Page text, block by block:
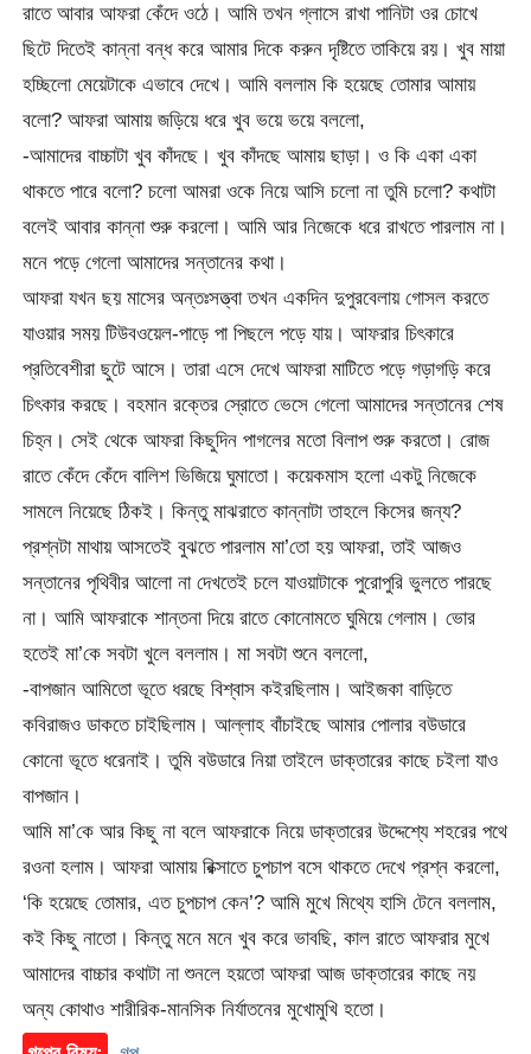
রাতে আবার আফরা কেঁদে ওঠে। আমি তখন গ্লাসে রাখা পানিটা ওর চোখে
ছিটে দিতেই কান্না বন্ধ করে আমার দিকে করুন দৃষ্টিতে তাকিয়ে রয়। খুব মায়া
হচ্ছিলো মেয়েটাকে এভাবে দেখে। আমি বললাম কি হয়েছে তোমার আমায়
বলো? আফরা আমায় জড়িয়ে ধরে খুব ভয়ে ভয়ে বললো,
-আমাদের বাচ্চাটা খুব কাঁদছে। খুব কাঁদছে আমায় ছাড়া। ও কি একা একা
থাকতে পারে বলো? চলো আমরা ওকে নিয়ে আসি চলো না তুমি চলো? কথাটা
বলেই আবার কান্না শুরু করলো। আমি আর নিজেকে ধরে রাখতে পারলাম না।
মনে পড়ে গেলো আমাদের সন্তানের কথা।
আফরা যখন ছয় মাসের অন্তঃসত্ত্বা তখন একদিন দুপুরবেলায় গোসল করতে
যাওয়ার সময় টিউবওয়েল-পাড়ে পা পিছলে পড়ে যায়। আফরার চিৎকারে
প্রতিবেশীরা ছুটে আসে। তারা এসে দেখে আফরা মাটিতে পড়ে গড়াগড়ি করে
চিৎকার করছে। বহমান রক্তের স্রোতে ভেসে গেলো আমাদের সন্তানের শেষ
চিহ্ন। সেই থেকে আফরা কিছুদিন পাগলের মতো বিলাপ শুরু করতো। রোজ
রাতে কেঁদে কেঁদে বালিশ ভিজিয়ে ঘুমাতো। কয়েকমাস হলো একটু নিজেকে
সামলে নিয়েছে ঠিকই। কিন্তু মাঝরাতে কান্নাটা তাহলে কিসের জন্য?
প্রশ্নটা মাথায় আসতেই বুঝতে পারলাম মা’তো হয় আফরা, তাই আজও
সন্তানের পৃথিবীর আলো না দেখতেই চলে যাওয়াটাকে পুরোপুরি ভুলতে পারছে
না। আমি আফরাকে শান্তনা দিয়ে রাতে কোনোমতে ঘুমিয়ে গেলাম। ভোর
হতেই মা’কে সবটা খুলে বললাম। মা সবটা শুনে বললো,
-বাপজান আমিতো ভূতে ধরছে বিশ্বাস কইরছিলাম। আইজকা বাড়িতে
কবিরাজও ডাকতে চাইছিলাম। আল্লাহ বাঁচাইছে আমার পোলার বউডারে
কোনো ভূতে ধরেনাই। তুমি বউডারে নিয়া তাইলে ডাক্তারের কাছে চইলা যাও
বাপজান।
আমি মা’কে আর কিছু না বলে আফরাকে নিয়ে ডাক্তারের উদ্দেশ্যে শহরের পথে
রওনা হলাম। আফরা আমায় রিক্সাতে চুপচাপ বসে থাকতে দেখে প্রশ্ন করলো,
‘কি হয়েছে তোমার, এত চুপচাপ কেন’? আমি মুখে মিথ্যে হাসি টেনে বললাম,
কই কিছু নাতো। কিন্তু মনে মনে খুব করে ভাবছি, কাল রাতে আফরার মুখে
আমাদের বাচ্চার কথাটা না শুনলে হয়তো আফরা আজ ডাক্তারের কাছে নয়
অন্য কোথাও শারীরিক-মানসিক নির্যাতনের মুখোমুখি হতো।